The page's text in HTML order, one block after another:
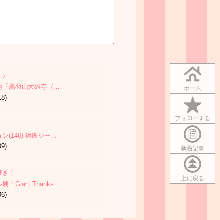
ホーム
フォローする
新着記事
上に戻る
♪
「黒羽山大雄寺（…
ン(146) 鋼鉄ジー…
！
「Giant Thanks…